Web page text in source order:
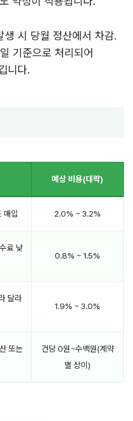
생 시 당월 정산에서 차감.
기준으로 처리되어
니다.
예상 비용(대략)
매입 2.0% ~ 3.2%
료 낮
0.8% ~ 1.5%
달라
1.9% ~ 3.0%
또는
건당 0원~수백원(계약
별 상이)